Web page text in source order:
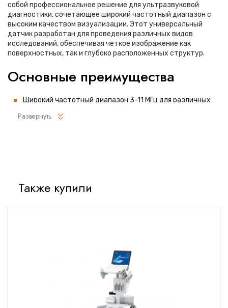
собой профессиональное решение для ультразвуковой
диагностики, сочетающее широкий частотный диапазон с
высоким качеством визуализации. Этот универсальный
датчик разработан для проведения различных видов
исследований, обеспечивая четкое изображение как
поверхностных, так и глубоко расположенных структур.
Основные преимущества
Широкий частотный диапазон 3-11 МГц для различных
эксплуатации
Технические характеристики
Основные параметры
Тип: микроконвексный
Развернуть
Также купили